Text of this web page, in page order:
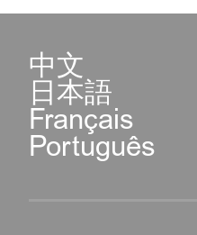
中文
日本語
Français
Português